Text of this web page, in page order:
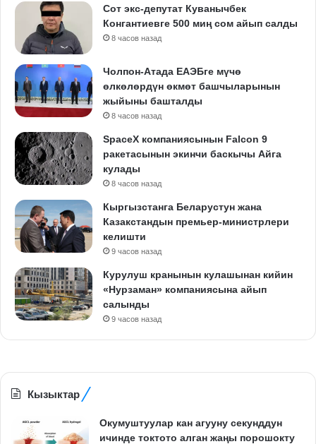
Сот экс-депутат Куванычбек
Конгантиевге 500 миң сом айып салды
8 часов назад
Чолпон-Атада ЕАЭБге мүчө
өлкөлөрдүн өкмөт башчыларынын
жыйыны башталды
8 часов назад
SpaceX компаниясынын Falcon 9
ракетасынын экинчи баскычы Айга
кулады
8 часов назад
Кыргызстанга Беларустун жана
Казакстандын премьер-министрлери
келишти
9 часов назад
Курулуш кранынын кулашынан кийин
«Нурзаман» компаниясына айып
салынды
9 часов назад
Кызыктар
Окумуштуулар кан агууну секунддун
ичинде токтото алган жаңы порошокту